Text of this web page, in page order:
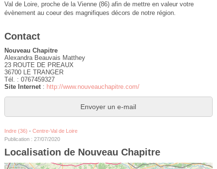
Val de Loire, proche de la Vienne (86) afin de mettre en valeur votre
évènement au coeur des magnifiques décors de notre région.
Contact
Nouveau Chapitre
Alexandra Beauvais Matthey
23 ROUTE DE PREAUX
36700 LE TRANGER
Tél. : 0767459327
Site Internet: http://www.nouveauchapitre.com/
Envoyer un e-mail
Indre (36) - Centre-Val de Loire
Publication : 27/07/2020
Localisation de Nouveau Chapitre